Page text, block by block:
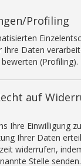
Profiling
Ihre Daten
(Profiling).
auf
Ihre Einwilligung
Ihrer Daten
widerrufen,
Stelle